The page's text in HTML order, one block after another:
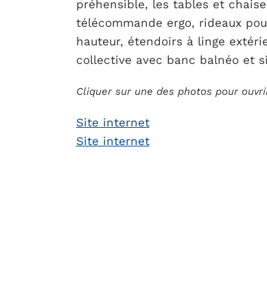
préhensible, les tables et
télécommande ergo, rideaux
hauteur, étendoirs à linge
collective avec banc balnéo et
Cliquer sur une des photos pour
Site internet
Site internet